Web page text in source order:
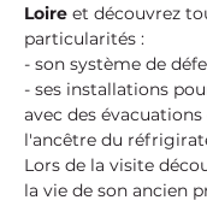
Loire et découvrez
particularités :
- son système de
- ses installations
avec des évacuations
l'ancêtre du
Lors de la visite
la vie de son ancien